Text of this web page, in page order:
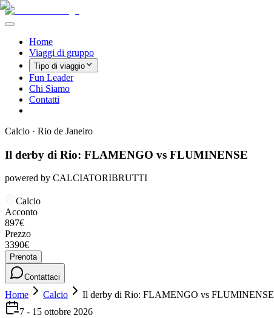
Home
Viaggi di gruppo
Tipo di viaggio
Fun Leader
Chi Siamo
Contatti
Calcio · Rio de Janeiro
Il derby di Rio: FLAMENGO vs FLUMINENSE
powered by CALCIATORIBRUTTI
Calcio
Acconto
897€
Prezzo
3390€
Prenota
Contattaci
Home Calcio
Il derby di Rio: FLAMENGO vs FLUMINENSE
7 - 15 ottobre 2026